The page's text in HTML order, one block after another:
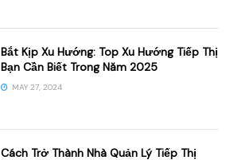
Bắt Kịp Xu Hướng: Top Xu Hướng Tiếp Thị
Bạn Cần Biết Trong Năm 2025
MAY 27, 2024
Cách Trở Thành Nhà Quản Lý Tiếp Thị